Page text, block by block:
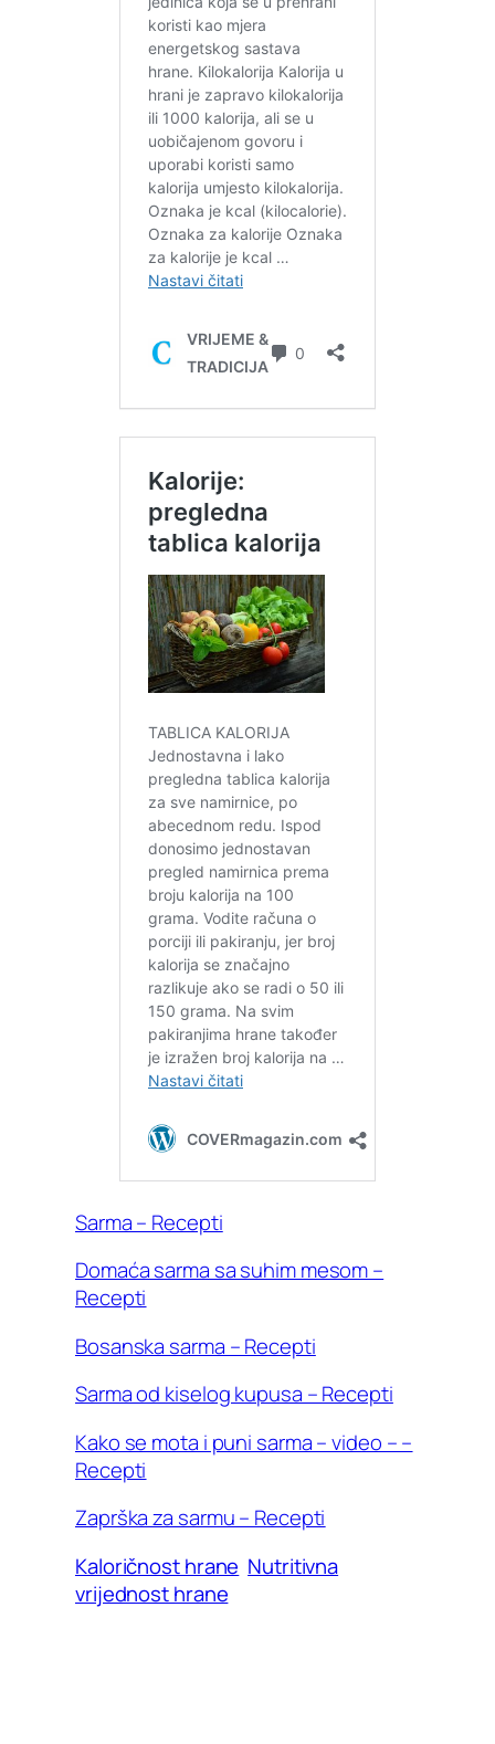
Sarma – Recepti
Domaća sarma sa suhim mesom –
Recepti
Bosanska sarma – Recepti
Sarma od kiselog kupusa – Recepti
Kako se mota i puni sarma – video – –
Recepti
Zaprška za sarmu – Recepti
Kaloričnost hrane Nutritivna
vrijednost hrane